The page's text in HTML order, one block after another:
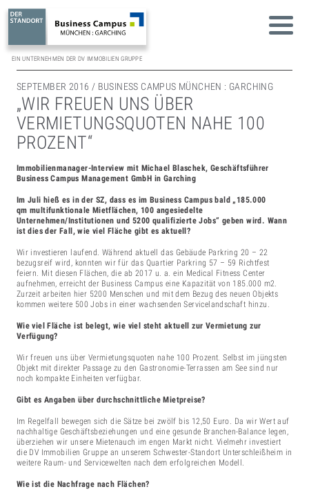
EIN UNTERNEHMEN DER DV IMMOBILIEN GRUPPE
SEPTEMBER 2016 / BUSINESS CAMPUS MÜNCHEN : GARCHING
„WIR FREUEN UNS ÜBER
VERMIETUNGSQUOTEN NAHE 100
PROZENT“
Immobilienmanager-Interview mit Michael Blaschek, Geschäftsführer
Business Campus Management GmbH in Garching
Im Juli hieß es in der SZ, dass es im Business Campus bald „185.000
qm multifunktionale Mietflächen, 100 angesiedelte
Unternehmen/Institutionen und 5200 qualifizierte Jobs“ geben wird. Wann
ist dies der Fall, wie viel Fläche gibt es aktuell?
Wir investieren laufend. Während aktuell das Gebäude Parkring 20 – 22
bezugsreif wird, konnten wir für das Quartier Parkring 57 – 59 Richtfest
feiern. Mit diesen Flächen, die ab 2017 u. a. ein Medical Fitness Center
aufnehmen, erreicht der Business Campus eine Kapazität von 185.000 m2.
Zurzeit arbeiten hier 5200 Menschen und mit dem Bezug des neuen Objekts
kommen weitere 500 Jobs in einer wachsenden Servicelandschaft hinzu.
Wie viel Fläche ist belegt, wie viel steht aktuell zur Vermietung zur
Verfügung?
Wir freuen uns über Vermietungsquoten nahe 100 Prozent. Selbst im jüngsten
Objekt mit direkter Passage zu den Gastronomie-Terrassen am See sind nur
noch kompakte Einheiten verfügbar.
Gibt es Angaben über durchschnittliche Mietpreise?
Im Regelfall bewegen sich die Sätze bei zwölf bis 12,50 Euro. Da wir Wert auf
nachhaltige Geschäftsbeziehungen und eine gesunde Branchen-Balance legen,
überziehen wir unsere Mietenauch im engen Markt nicht. Vielmehr investiert
die DV Immobilien Gruppe an unserem Schwester-Standort Unterschleißheim in
weitere Raum- und Servicewelten nach dem erfolgreichen Modell.
Wie ist die Nachfrage nach Flächen?